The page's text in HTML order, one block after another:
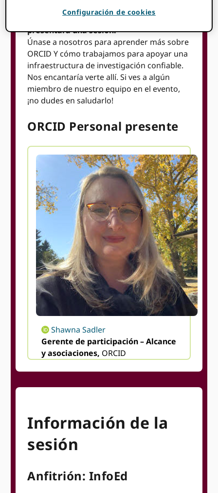
ORCID ¡Asistirá a este evento y
presentará una sesión!
Únase a nosotros para aprender más sobre
ORCID Y cómo trabajamos para apoyar una
infraestructura de investigación confiable.
Nos encantaría verte allí. Si ves a algún
miembro de nuestro equipo en el evento,
¡no dudes en saludarlo!
ORCID Personal presente
Shawna Sadler
Gerente de participación – Alcance
y asociaciones, ORCID
Información de la
sesión
Anfitrión: InfoEd
Configuración de cookies